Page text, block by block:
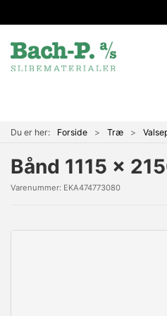
Du er her: Forside Træ
Bånd 1115 x
Varenummer: EKA474773080